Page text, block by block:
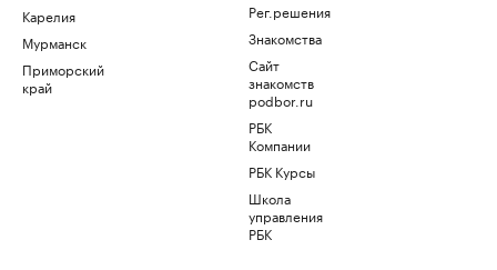
Карелия
Мурманск
Приморский
край
Рег.решения
Знакомства
Сайт
знакомств
podbor.ru
РБК
Компании
РБК Курсы
Школа
управления
РБК